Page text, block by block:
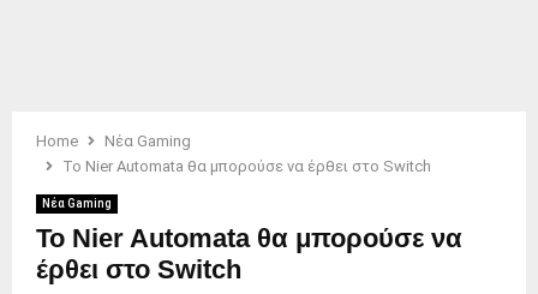
Home
Νέα Gaming
Το Nier Automata θα μπορούσε να έρθει στο Switch
Νέα Gaming
Το Nier Automata θα μπορούσε να
έρθει στο Switch